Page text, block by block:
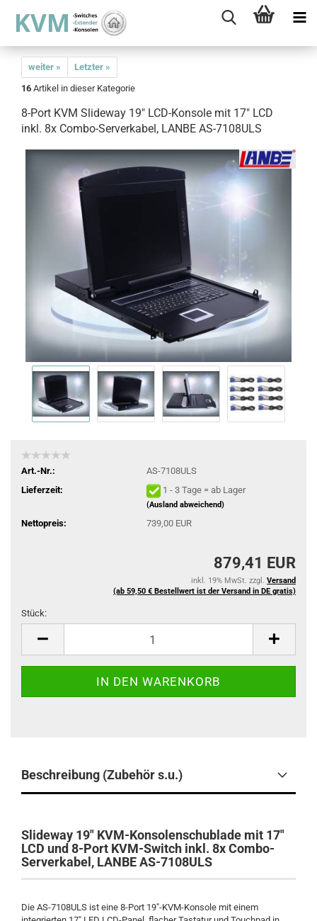
weiter »
Letzter »
16 Artikel in dieser Kategorie
8-Port KVM Slideway 19" LCD-Konsole mit 17" LCD
inkl. 8x Combo-Serverkabel, LANBE AS-7108ULS
Art.-Nr.:
AS-7108ULS
Lieferzeit:
1 - 3 Tage = ab Lager
(Ausland abweichend)
Nettopreis: 739,00 EUR
879,41 EUR
inkl. 19% MwSt. zzgl. Versand
(ab 59,50 € Bestellwert ist der Versand in DE gratis)
Stück:
Beschreibung (Zubehör s.u.)
Slideway 19" KVM-Konsolenschublade mit 17"
LCD und 8-Port KVM-Switch inkl. 8x Combo-
Serverkabel, LANBE AS-7108ULS
Die AS-7108ULS ist eine 8-Port 19"-KVM-Konsole mit einem